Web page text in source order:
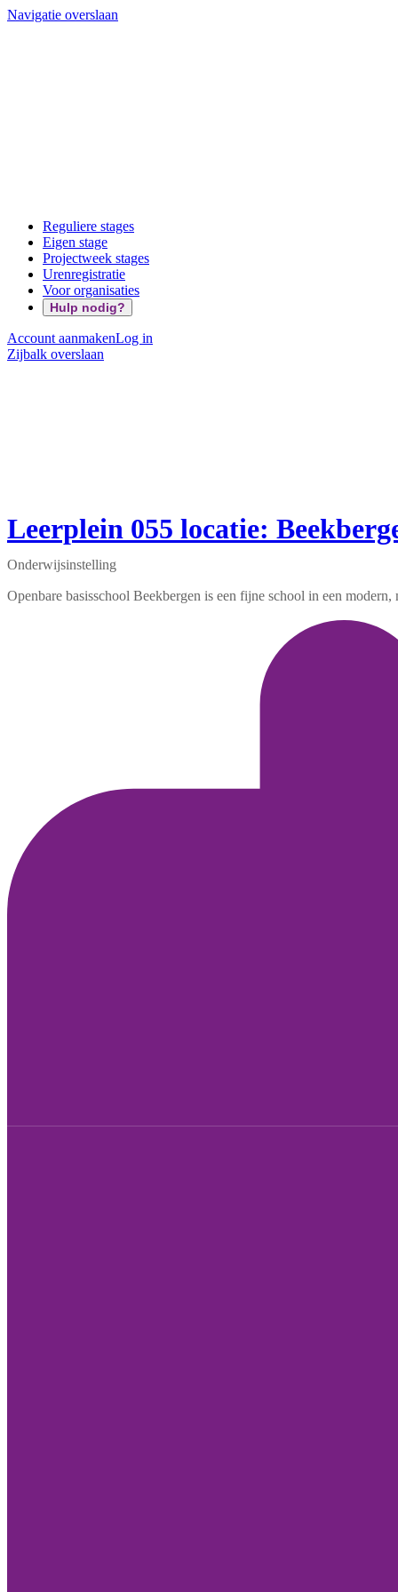
Navigatie overslaan
Reguliere stages
Eigen stage
Projectweek stages
Urenregistratie
Voor organisaties
Hulp nodig?
Account aanmakenLog in
Zijbalk overslaan
Leerplein 055 locatie:
Onderwijsinstelling
Openbare basisschool Beekbergen is een fijne school in een